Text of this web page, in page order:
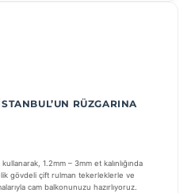
RÜZGARINA
1.2mm – 3mm et kalınlığında
gövdeli çift rulman tekerleklerle ve
cam balkonunuzu hazırlıyoruz.